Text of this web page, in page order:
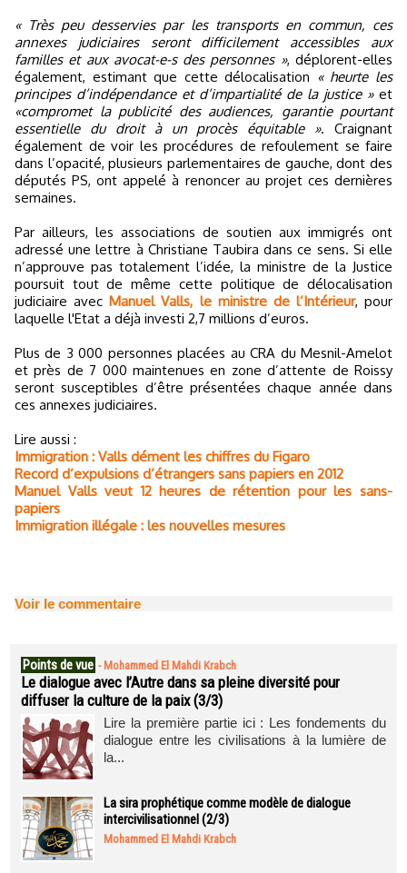
« Très peu desservies par les transports en commun, ces
annexes judiciaires seront difficilement accessibles aux
familles et aux avocat-e-s des personnes », déplorent-elles
également, estimant que cette délocalisation « heurte les
principes d’indépendance et d’impartialité de la justice »et
«compromet la publicité des audiences, garantie pourtant
essentielle du droit à un procès équitable ». Craignant
également de voir les procédures de refoulement se faire
dans l’opacité, plusieurs parlementaires de gauche, dont des
députés PS, ont appelé à renoncer au projet ces dernières
semaines.
Par ailleurs, les associations de soutien aux immigrés ont
adressé une lettre à Christiane Taubira dans ce sens. Si elle
n’approuve pas totalement l’idée, la ministre de la Justice
poursuit tout de même cette politique de délocalisation
judiciaire avecManuel Valls, le ministre de l’Intérieur, pour
laquelle l'Etat a déjà investi 2,7 millions d’euros.
Plus de 3 000 personnes placées au CRA du Mesnil-Amelot
et près de 7 000 maintenues en zone d’attente de Roissy
seront susceptibles d’être présentées chaque année dans
ces annexes judiciaires.
Lire aussi :
Immigration : Valls dément les chiffres du Figaro
Record d’expulsions d’étrangers sans papiers en 2012
Manuel Valls veut 12 heures de rétention pour les sans-
papiers
Immigration illégale : les nouvelles mesures
Voir le commentaire
Points de vue - Mohammed El Mahdi Krabch
Le dialogue avec l’Autre dans sa pleine diversité pour
diffuser la culture de la paix (3/3)
Lire la première partie ici : Les fondements du
dialogue entre les civilisations à la lumière de
la...
La sira prophétique comme modèle de dialogue
intercivilisationnel (2/3)
Mohammed El Mahdi Krabch